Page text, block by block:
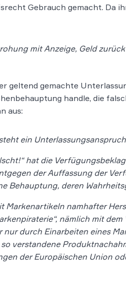
Gebrauch gemacht. Da
mit Anzeige, Geld
geltend gemachte
handle, die
aus:
ein
hat die
der Auffassung der
Behauptung, deren
Markenartikeln namhafter
nämlich mit
nur durch Einarbeiten eines
verstandene
der Europäischen Union